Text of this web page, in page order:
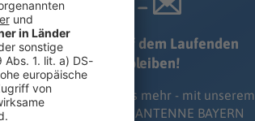
Immer auf dem Laufenden
bleiben!
Verpass' nichts mehr - mit unserem
kostenlosen ANTENNE BAYERN